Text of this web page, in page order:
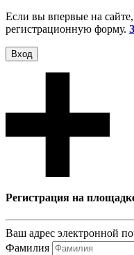
Если вы впервые на
регистрационную форму.
Вход
Регистрация на
Ваш адрес электронной
Фамилия